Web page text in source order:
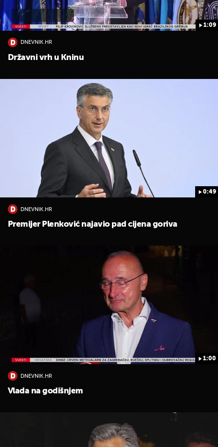
1:09
DNEVNIK.HR
Državni vrh u Kninu
0:49
DNEVNIK.HR
Premijer Plenković najavio pad cijena goriva
1:00
DNEVNIK.HR
Vlada na godišnjem
UKLJUČITE NOTIFIKACIJE